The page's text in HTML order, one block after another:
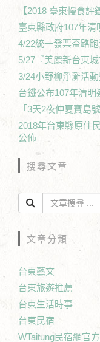
【2018 臺東慢食
臺東縣政府107年清
4/22統一發票盃路
5/27『美麗新台東
3/24小野柳淨灘活
台鐵公布107年清
「3天2夜仲夏寶島
2018年台東縣原住
公佈
搜尋文章
文章分類
台東藝文
台東旅遊推薦
台東生活時事
台東民宿
WTaitung民宿網官方